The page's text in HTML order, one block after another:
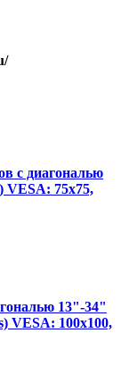
с диагональю
VESA: 75x75,
13"-34"
VESA: 100x100,